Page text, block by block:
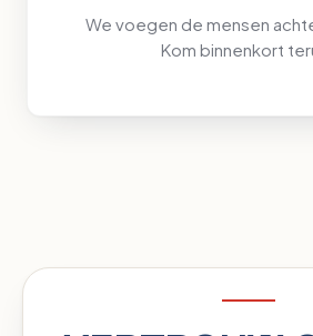
We voegen de mensen
Kom binnenkort